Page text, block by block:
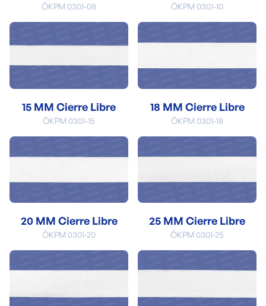
ÖKPM 0301-08 ÖKPM 0301-10
15 MM Cierre Libre
ÖKPM 0301-15
18 MM Cierre Libre
ÖKPM 0301-18
20 MM Cierre Libre
ÖKPM 0301-20
25 MM Cierre Libre
ÖKPM 0301-25